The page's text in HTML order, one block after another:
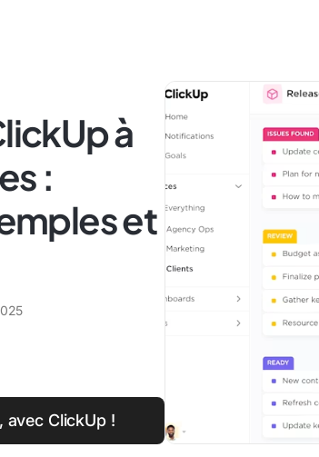
à
:
et
avec ClickUp !